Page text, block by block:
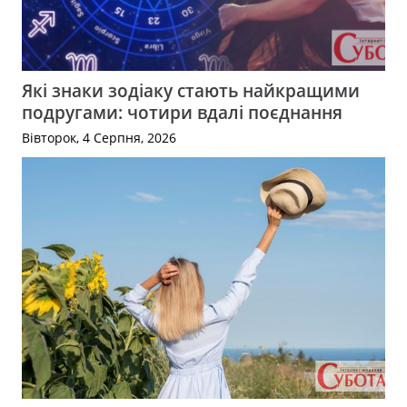
Які знаки зодіаку стають найкращими
подругами: чотири вдалі поєднання
Вівторок, 4 Серпня, 2026